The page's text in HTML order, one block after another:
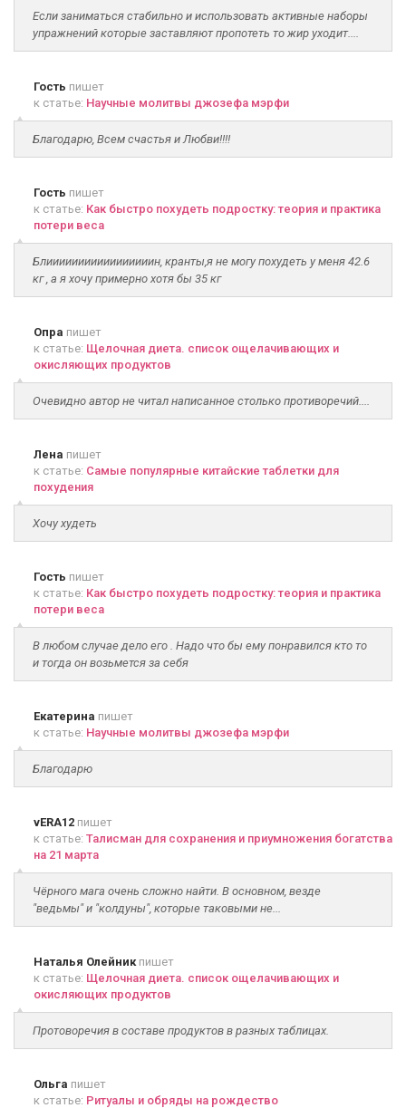
Если заниматься стабильно и использовать активные наборы
упражнений которые заставляют пропотеть то жир уходит....
Гость пишет
к статье: Научные молитвы джозефа мэрфи
Благодарю, Всем счастья и Любви!!!!
Гость пишет
к статье: Как быстро похудеть подростку: теория и практика
потери веса
Блииииииииииииииииин, кранты,я не могу похудеть у меня 42.6
кг , а я хочу примерно хотя бы 35 кг
Опра пишет
к статье: Щелочная диета. список ощелачивающих и
окисляющих продуктов
Очевидно автор не читал написанное столько противоречий....
Лена пишет
к статье: Самые популярные китайские таблетки для
похудения
Хочу худеть
Гость пишет
к статье: Как быстро похудеть подростку: теория и практика
потери веса
В любом случае дело его . Надо что бы ему понравился кто то
и тогда он возьмется за себя
Екатерина пишет
к статье: Научные молитвы джозефа мэрфи
Благодарю
vERA12 пишет
к статье: Талисман для сохранения и приумножения богатства
на 21 марта
Чёрного мага очень сложно найти. В основном, везде
"ведьмы" и "колдуны", которые таковыми не...
Наталья Олейникпишет
к статье: Щелочная диета. список ощелачивающих и
окисляющих продуктов
Протоворечия в составе продуктов в разных таблицах.
Ольга пишет
к статье: Ритуалы и обряды на рождество